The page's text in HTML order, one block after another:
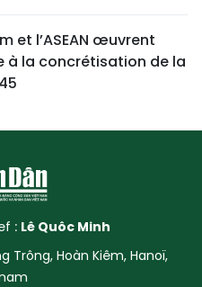
et l’ASEAN œuvrent
à la concrétisation de la
: Lê Quôc Minh
Trông, Hoàn Kiêm, Hanoï,